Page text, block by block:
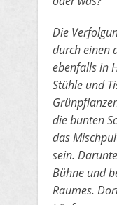
Die
durch einen
ebenfalls in
Stühle und
die bunten
das
sein.
Bühne und
Raumes.